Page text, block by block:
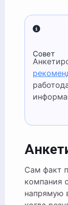
Совет
Сам факт
компания
напрямую